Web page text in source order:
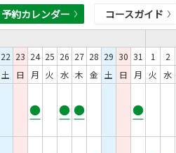
予約カレンダー コースガイド
22 23 24 25 26 27 28 29 30 31 1 2
土
日 月 火 水 木 金 土 日 月 火 水
● ● ● ●